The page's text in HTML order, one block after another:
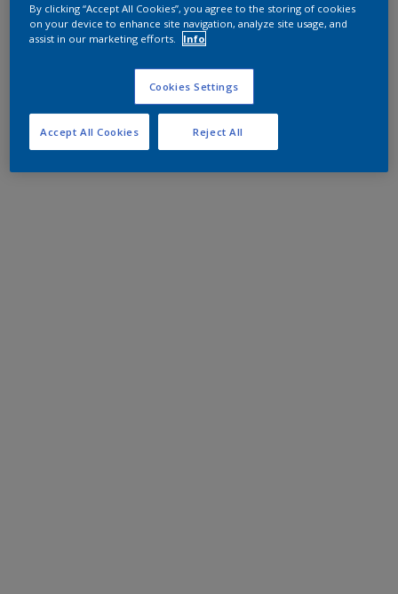
By clicking “Accept All Cookies”, you agree to the storing of cookies
on your device to enhance site navigation, analyze site usage, and
assist in our marketing efforts.
Info
Cookies Settings
Reject All
Accept All Cookies